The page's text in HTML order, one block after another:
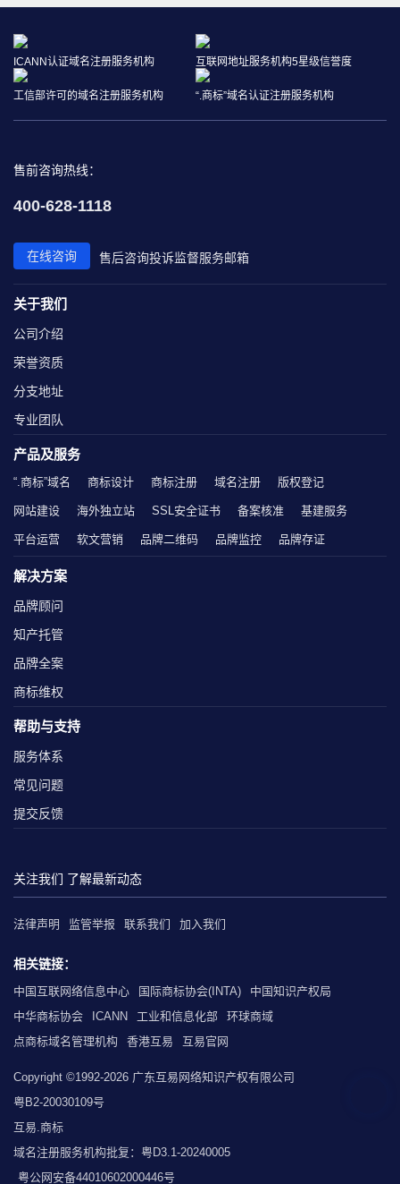
ICANN认证域名注册服务机构 互联网地址服务机构5星级信誉度
工信部许可的域名注册服务机构 “.商标”域名认证注册服务机构
售前咨询热线：
400-628-1118
在线咨询 售后咨询投诉监督服务邮箱
关于我们
公司介绍
荣誉资质
分支地址
专业团队
产品及服务
“.商标”域名 商标设计 商标注册 域名注册 版权登记
网站建设 海外独立站 SSL安全证书 备案核准 基建服务
平台运营 软文营销 品牌二维码 品牌监控 品牌存证
解决方案
品牌顾问
知产托管
品牌全案
商标维权
帮助与支持
服务体系
常见问题
提交反馈
关注我们 了解最新动态
法律声明 监管举报 联系我们 加入我们
相关链接：
中国互联网络信息中心 国际商标协会(INTA)
中国知识产权局
中华商标协会
ICANN 工业和信息化部
环球商域
点商标域名管理机构
香港互易 互易官网
Copyright ©1992-2026 广东互易网络知识产权有限公司
粤B2-20030109号
互易.商标
域名注册服务机构批复：粤D3.1-20240005
粤公网安备44010602000446号